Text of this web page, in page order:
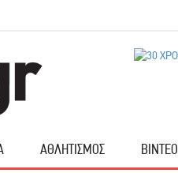
ΑΘΛΗΤΙΣΜΟΣ ΒΙΝΤΕΟ